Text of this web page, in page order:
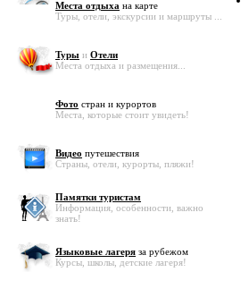
Места отдыха на карте
Туры, отели, экскурсии и маршруты ...
Туры и Отели
Места отдыха и размещения...
Фото стран и курортов
Места, которые стоит увидеть!
Видео путешествия
Страны, отели, курорты, пляжи!
Памятки туристам
Информация, особенности, важно
знать!
Языковые лагеря за рубежом
Курсы, школы, детские лагеря!